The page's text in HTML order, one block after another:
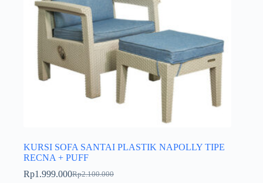
KURSI SOFA SANTAI PLASTIK NAPOLLY TIPE
RECNA + PUFF
Rp2.100.000
Harga
Rp1.999.000Harga